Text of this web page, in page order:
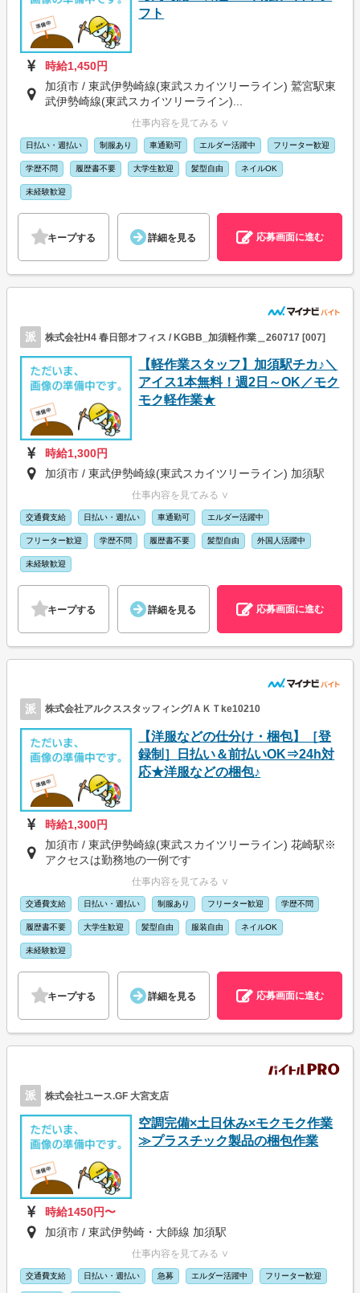
フト
時給1,450円
加須市 / 東武伊勢崎線(東武スカイツリーライン) 鷲宮駅東
武伊勢崎線(東武スカイツリーライン)...
仕事内容を見てみる ∨
日払い・週払い 制服あり 車通勤可 エルダー活躍中 フリーター歓迎
学歴不問 履歴書不要 大学生歓迎 髪型自由 ネイルOK
未経験歓迎
キープする 詳細を見る 応募画面に進む
派 株式会社H4 春日部オフィス / KGBB_加須軽作業＿260717 [007]
【軽作業スタッフ】加須駅チカ♪＼
アイス1本無料！週2日～OK／モク
モク軽作業★
時給1,300円
加須市 / 東武伊勢崎線(東武スカイツリーライン) 加須駅
仕事内容を見てみる ∨
交通費支給 日払い・週払い 車通勤可 エルダー活躍中
フリーター歓迎 学歴不問 履歴書不要 髪型自由 外国人活躍中
未経験歓迎
キープする 詳細を見る 応募画面に進む
派 株式会社アルクススタッフィング/ＡＫＴke10210
【洋服などの仕分け・梱包】［登
録制］日払い＆前払いOK⇒24h対
応★洋服などの梱包♪
時給1,300円
加須市 / 東武伊勢崎線(東武スカイツリーライン) 花崎駅※
アクセスは勤務地の一例です
仕事内容を見てみる ∨
交通費支給 日払い・週払い 制服あり フリーター歓迎 学歴不問
履歴書不要 大学生歓迎 髪型自由 服装自由 ネイルOK
未経験歓迎
キープする 詳細を見る 応募画面に進む
派 株式会社ユース.GF 大宮支店
空調完備×土日休み×モクモク作業
≫プラスチック製品の梱包作業
時給1450円〜
加須市 / 東武伊勢崎・大師線 加須駅
仕事内容を見てみる ∨
交通費支給 日払い・週払い 急募 エルダー活躍中 フリーター歓迎